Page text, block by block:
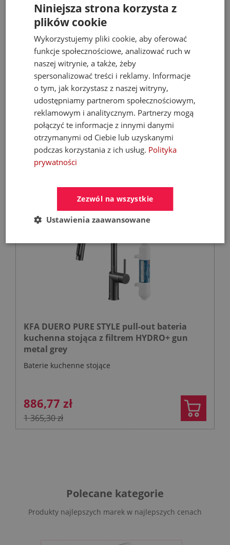
FERROLI Kocioł BIOPELLET PRO 24 KW Eco
Design
Kotły C.O. na pellet
9 899,00 zł
KFA DUERO PURE STYLE pull-out bateria
kuchenna stojąca z filtrem HYDRO+ gun
metal grey
Baterie kuchenne stojące
886,77 zł
1 365,30 zł
Polecane kategorie
Produkty najlepszych marek w najlepszych cenach
Niniejsza strona korzysta z
plików cookie
Wykorzystujemy pliki cookie, aby oferować
funkcje społecznościowe, analizować ruch w
naszej witrynie, a także, żeby
spersonalizować treści i reklamy. Informacje
o tym, jak korzystasz z naszej witryny,
udostępniamy partnerom społecznościowym,
reklamowym i analitycznym. Partnerzy mogą
połączyć te informacje z innymi danymi
otrzymanymi od Ciebie lub uzyskanymi
podczas korzystania z ich usług. Polityka
prywatności
Zezwól na wszystkie
Ustawienia zaawansowane